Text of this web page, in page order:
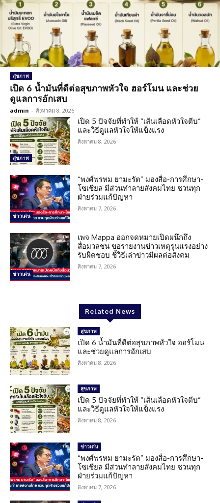
สุขภาพ
เปิด 6 น้ำมันที่ดีต่อสุขภาพหัวใจ ฮอร์โมน และช่วย
ดูแลการอักเสบ
admin - สิงหาคม 8, 2026
สุขภาพ
เปิด 5 ปัจจัยที่ทำให้ “เส้นเลือดหัวใจตีบ”
และวิธีดูแลหัวใจให้แข็งแรง
สิงหาคม 8, 2026
ข่าวเด่น
“พงศ์พรหม ยามะรัต” มองสื่อ-การศึกษา-
โซเชียล มีส่วนทำลายสังคมไทย ชวนทุก
ฝ่ายร่วมแก้ปัญหา
สิงหาคม 7, 2026
ข่าวเด่น
เพจ Mappa ออกจดหมายเปิดผนึกถึง
สื่อมวลชน ขอรายงานข่าวเหตุรุนแรงอย่าง
รับผิดชอบ ชี้วิธีเล่าข่าวมีผลต่อสังคม
สิงหาคม 7, 2026
Related News
สุขภาพ
เปิด 6 น้ำมันที่ดีต่อสุขภาพหัวใจ ฮอร์โมน
และช่วยดูแลการอักเสบ
สิงหาคม 8, 2026
สุขภาพ
เปิด 5 ปัจจัยที่ทำให้ “เส้นเลือดหัวใจตีบ”
และวิธีดูแลหัวใจให้แข็งแรง
สิงหาคม 8, 2026
ข่าวเด่น
“พงศ์พรหม ยามะรัต” มองสื่อ-การศึกษา-
โซเชียล มีส่วนทำลายสังคมไทย ชวนทุก
ฝ่ายร่วมแก้ปัญหา
สิงหาคม 7, 2026